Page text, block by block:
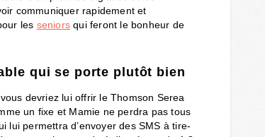
communiquer rapidement et
les seniors qui feront le bonheur de
qui se porte plutôt bien
devriez lui offrir le Thomson Serea
un fixe et Mamie ne perdra pas tous
lui permettra d’envoyer des SMS à tire-